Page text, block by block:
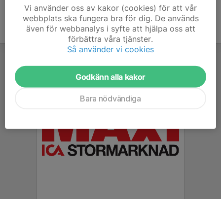
Vi använder oss av kakor (cookies) för att vår
webbplats ska fungera bra för dig. De används
även för webbanalys i syfte att hjälpa oss att
förbättra våra tjänster.
Så använder vi cookies
Godkänn alla kakor
Bara nödvändiga